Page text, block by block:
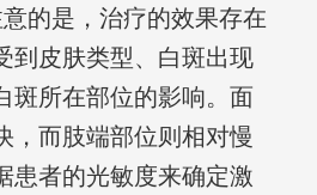
的是，治疗的效果存在
到皮肤类型、白斑出现
斑所在部位的影响。面
，而肢端部位则相对慢
患者的光敏度来确定激